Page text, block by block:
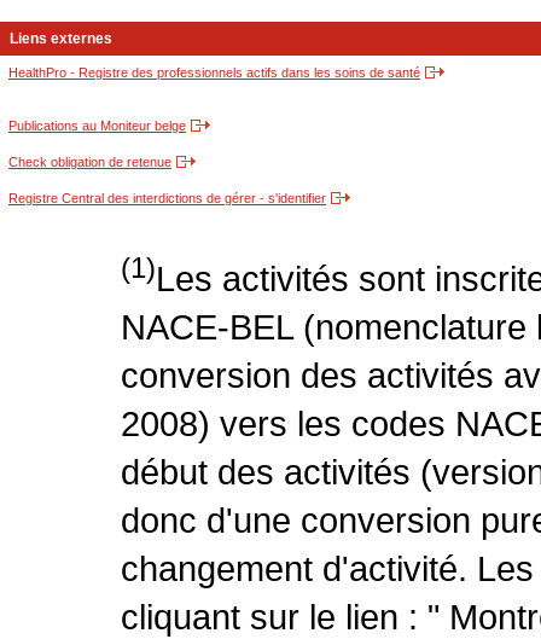
Liens externes
HealthPro - Registre des professionnels actifs dans les soins de santé
Publications au Moniteur belge
Check obligation de retenue
Registre Central des interdictions de gérer - s'identifier
(1)Les activités sont
NACE-BEL
conversion des activités
2008) vers les codes
début des activités
donc d'une conversion
changement d'activité.
cliquant sur le lien : "